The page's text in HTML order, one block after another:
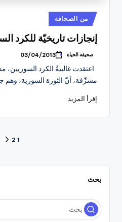
نُشر
في
من الصحافة
إنجازات تاريخيّة للكرد
تمّ
بواسطة
صحيفة الحياة 03/04/2013
اعتقدت غالبيةُ الكرد
مشرِّفة، أنّ الثورة السورية، وهم
إقرأ المزيد
pagination
1
2
بحث